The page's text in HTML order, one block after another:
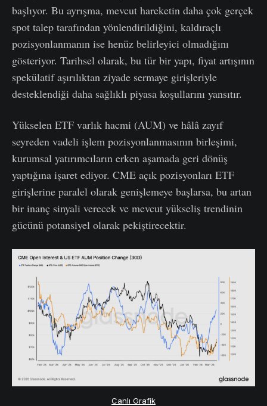
başlıyor. Bu ayrışma, mevcut hareketin daha çok gerçek
spot talep tarafından yönlendirildiğini, kaldıraçlı
pozisyonlanmanın ise henüz belirleyici olmadığını
gösteriyor. Tarihsel olarak, bu tür bir yapı, fiyat artışının
spekülatif aşırılıktan ziyade sermaye girişleriyle
desteklendiği daha sağlıklı piyasa koşullarını yansıtır.
Yükselen ETF varlık hacmi (AUM) ve hâlâ zayıf
seyreden vadeli işlem pozisyonlanmasının birleşimi,
kurumsal yatırımcıların erken aşamada geri dönüş
yaptığına işaret ediyor. CME açık pozisyonları ETF
girişlerine paralel olarak genişlemeye başlarsa, bu artan
bir inanç sinyali verecek ve mevcut yükseliş trendinin
gücünü potansiyel olarak pekiştirecektir.
Canlı Grafik